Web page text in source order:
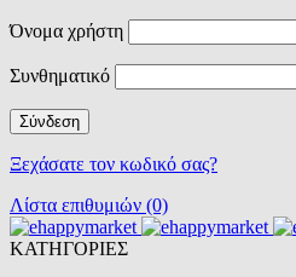
Όνομα χρήστη
Συνθηματικό
Ξεχάσατε τον κωδικό σας?
Λίστα επιθυμιών (0)
ΚΑΤΗΓΟΡΙΕΣ